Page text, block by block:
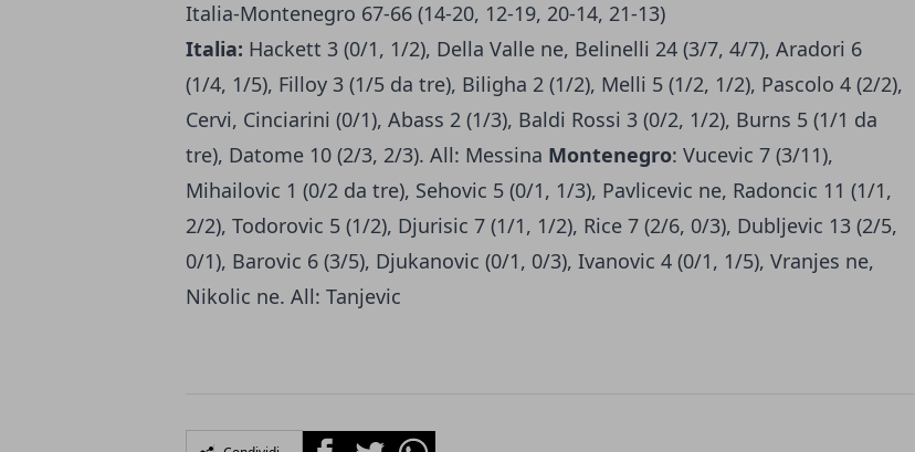
Italia-Montenegro 67-66 (14-20, 12-19, 20-14, 21-13)
Italia: Hackett 3 (0/1, 1/2), Della Valle ne, Belinelli 24 (3/7, 4/7), Aradori 6
(1/4, 1/5), Filloy 3 (1/5 da tre), Biligha 2 (1/2), Melli 5 (1/2, 1/2), Pascolo 4 (2/2),
Cervi, Cinciarini (0/1), Abass 2 (1/3), Baldi Rossi 3 (0/2, 1/2), Burns 5 (1/1 da
tre), Datome 10 (2/3, 2/3). All: Messina Montenegro: Vucevic 7 (3/11),
Mihailovic 1 (0/2 da tre), Sehovic 5 (0/1, 1/3), Pavlicevic ne, Radoncic 11 (1/1,
2/2), Todorovic 5 (1/2), Djurisic 7 (1/1, 1/2), Rice 7 (2/6, 0/3), Dubljevic 13 (2/5,
0/1), Barovic 6 (3/5), Djukanovic (0/1, 0/3), Ivanovic 4 (0/1, 1/5), Vranjes ne,
Nikolic ne. All: Tanjevic
FacebookTwitterWhatsapp